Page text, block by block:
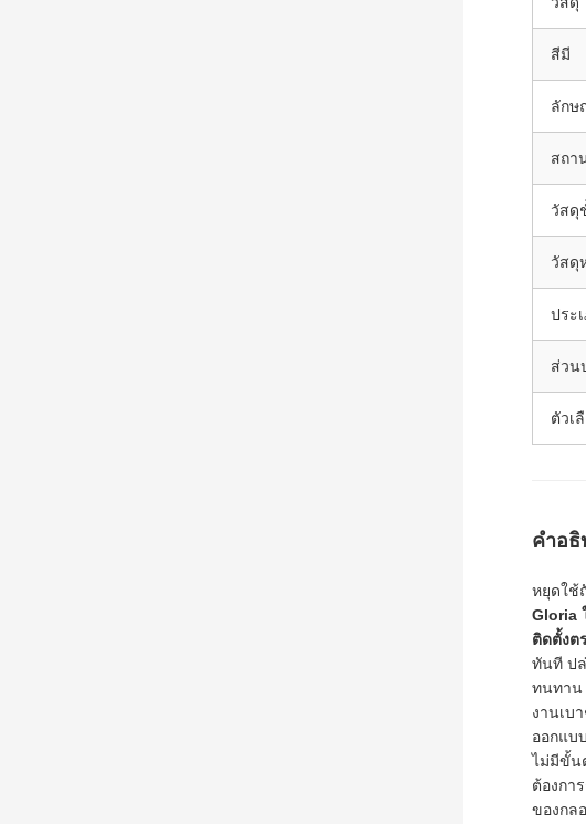
สีมี
ลักษ
สถา
วัสดุ
วัสดุ
ประ
ส่วน
ตัวเ
คําอธิ
หยุดใช้
Gloria
ติดตั้งต
ทันที ป
ทนทาน
งานเบ
ออกแบ
ไม่มีขั้น
ต้องกา
ของกล